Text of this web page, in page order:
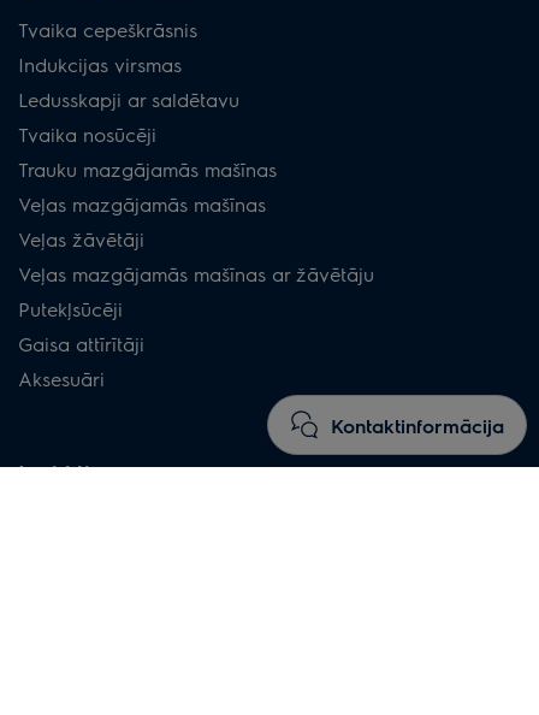
Kontaktinformācija
Tvaika cepeškrāsnis
Indukcijas virsmas
Ledusskapji ar saldētavu
Tvaika nosūcēji
Trauku mazgājamās mašīnas
Veļas mazgājamās mašīnas
Veļas žāvētāji
Veļas mazgājamās mašīnas ar žāvētāju
Putekļsūcēji
Gaisa attīrītāji
Aksesuāri
Iepirkties